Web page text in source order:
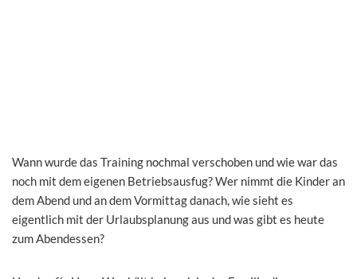
Wann wurde das Training nochmal verschoben und wie war das
noch mit dem eigenen Betriebsausfug? Wer nimmt die Kinder an
dem Abend und an dem Vormittag danach, wie sieht es
eigentlich mit der Urlaubsplanung aus und was gibt es heute
zum Abendessen?